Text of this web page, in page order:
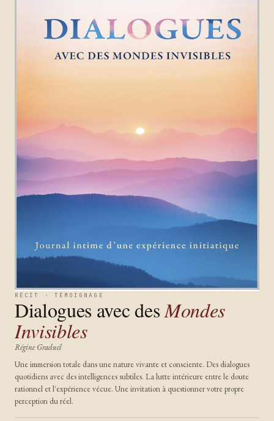
RÉCIT · TÉMOIGNAGE
Dialogues avec desMondes
Invisibles
Régine Graduel
Une immersion totale dans une nature vivante et consciente. Des dialogues
quotidiens avec des intelligences subtiles. La lutte intérieure entre le doute
rationnel et l'expérience vécue. Une invitation à questionner votre propre
perception du réel.